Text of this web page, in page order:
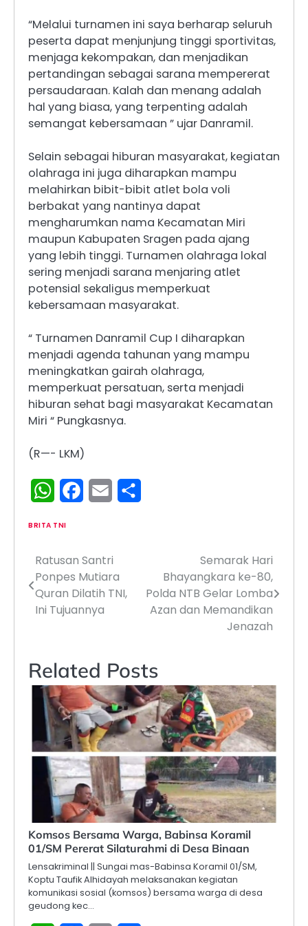
“Melalui turnamen ini saya berharap seluruh
peserta dapat menjunjung tinggi sportivitas,
menjaga kekompakan, dan menjadikan
pertandingan sebagai sarana mempererat
persaudaraan. Kalah dan menang adalah
hal yang biasa, yang terpenting adalah
semangat kebersamaan ” ujar Danramil.
Selain sebagai hiburan masyarakat, kegiatan
olahraga ini juga diharapkan mampu
melahirkan bibit-bibit atlet bola voli
berbakat yang nantinya dapat
mengharumkan nama Kecamatan Miri
maupun Kabupaten Sragen pada ajang
yang lebih tinggi. Turnamen olahraga lokal
sering menjadi sarana menjaring atlet
potensial sekaligus memperkuat
kebersamaan masyarakat.
“ Turnamen Danramil Cup I diharapkan
menjadi agenda tahunan yang mampu
meningkatkan gairah olahraga,
memperkuat persatuan, serta menjadi
hiburan sehat bagi masyarakat Kecamatan
Miri “ Pungkasnya.
(R—- LKM)
WhatsAppFacebook
Email
BRITA TNI
Navigasi
pos
Ratusan Santri
Ponpes Mutiara
Quran Dilatih TNI,
Ini Tujuannya
Semarak Hari
Bhayangkara ke-80,
Polda NTB Gelar Lomba
Azan dan Memandikan
Jenazah
Related Posts
Komsos Bersama Warga, Babinsa Koramil
01/SM Pererat Silaturahmi di Desa Binaan
Lensakriminal || Sungai mas-Babinsa Koramil 01/SM,
Koptu Taufik Alhidayah melaksanakan kegiatan
komunikasi sosial (komsos) bersama warga di desa
geudong kec…